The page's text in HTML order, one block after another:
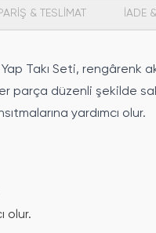
& TESLİMAT İADE
Yap Takı Seti,
düzenli şekilde
yardımcı olur.
olur.